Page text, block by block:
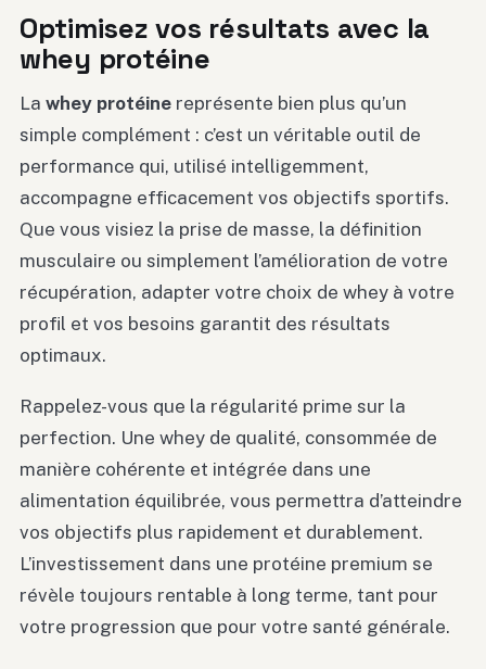
Optimisez vos résultats avec la
whey protéine
La whey protéine représente bien plus qu’un
simple complément : c’est un véritable outil de
performance qui, utilisé intelligemment,
accompagne efficacement vos objectifs sportifs.
Que vous visiez la prise de masse, la définition
musculaire ou simplement l’amélioration de votre
récupération, adapter votre choix de whey à votre
profil et vos besoins garantit des résultats
optimaux.
Rappelez-vous que la régularité prime sur la
perfection. Une whey de qualité, consommée de
manière cohérente et intégrée dans une
alimentation équilibrée, vous permettra d’atteindre
vos objectifs plus rapidement et durablement.
L’investissement dans une protéine premium se
révèle toujours rentable à long terme, tant pour
votre progression que pour votre santé générale.